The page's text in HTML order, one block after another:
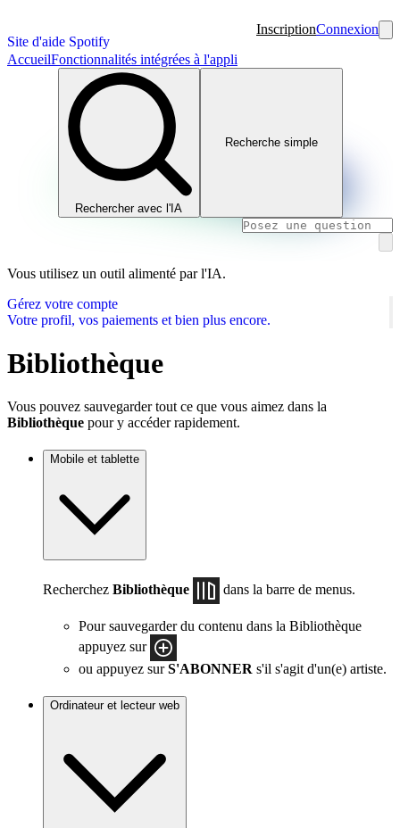
Site d'aide Spotify
InscriptionConnexion
AccueilFonctionnalités intégrées à l'appli
Rechercher avec l'IA
Recherche simple
Vous utilisez un outil alimenté par l'IA.
Gérez votre compte
Votre profil, vos paiements et bien plus encore.
Bibliothèque
Vous pouvez sauvegarder tout ce que vous aimez dans la
Bibliothèque pour y accéder rapidement.
Mobile et tablette
Recherchez Bibliothèque dans la barre de menus.
Pour sauvegarder du contenu dans la Bibliothèque
appuyez sur
ou appuyez surS'ABONNER s'il s'agit d'un(e) artiste.
Ordinateur et lecteur web